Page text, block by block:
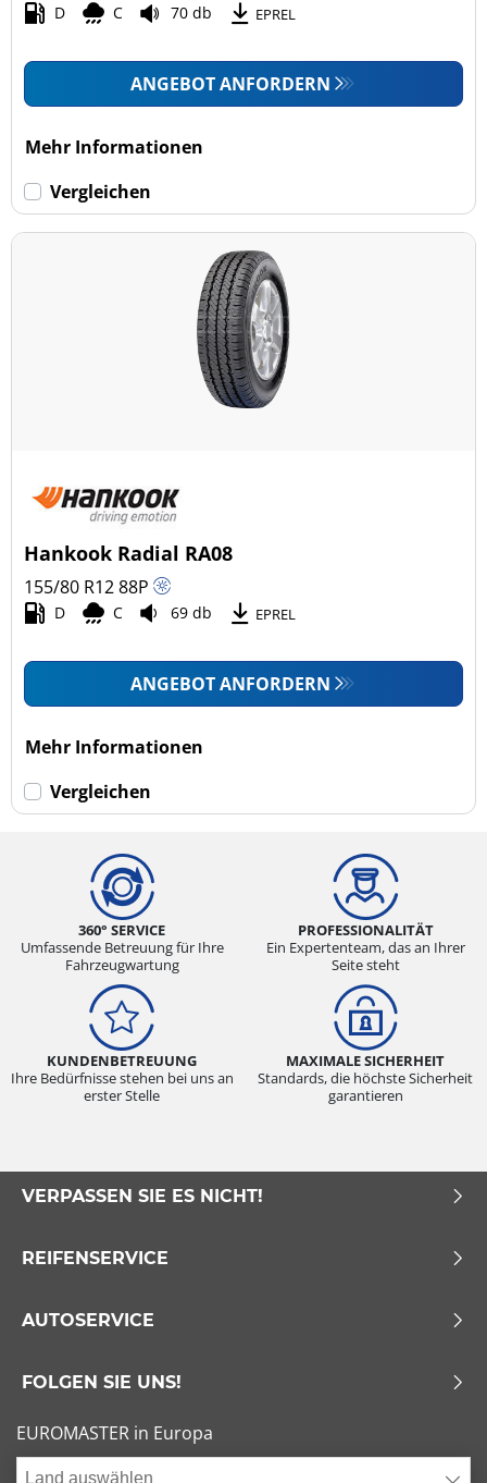
D C 70 db EPREL
ANGEBOT ANFORDERN
Mehr Informationen
Vergleichen
Hankook Radial RA08
155/80 R1288P
D C 69 db EPREL
ANGEBOT ANFORDERN
Mehr Informationen
Vergleichen
360° SERVICE
Umfassende Betreuung für Ihre
Fahrzeugwartung
PROFESSIONALITÄT
Ein Expertenteam, das an Ihrer
Seite steht
KUNDENBETREUUNG
Ihre Bedürfnisse stehen bei uns an
erster Stelle
MAXIMALE SICHERHEIT
Standards, die höchste Sicherheit
garantieren
VERPASSEN SIE ES NICHT!
REIFENSERVICE
AUTOSERVICE
FOLGEN SIE UNS!
EUROMASTER in Europa
Land auswählen